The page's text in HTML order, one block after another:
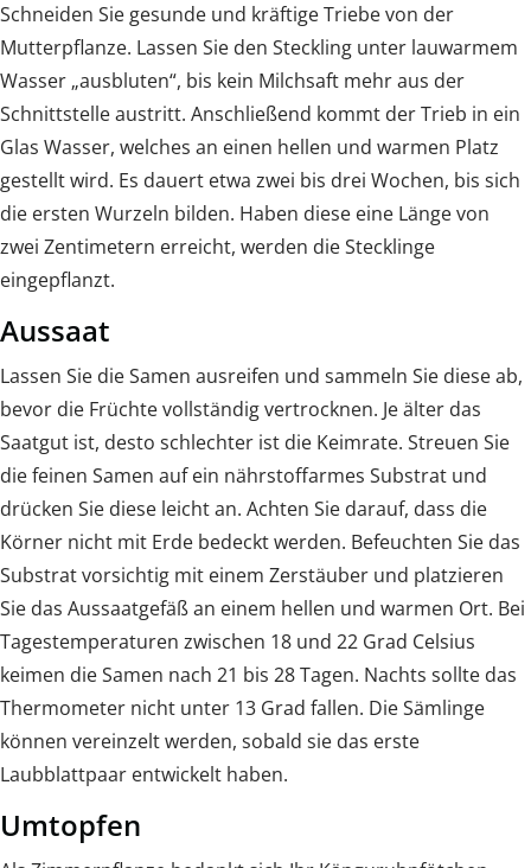
Schneiden Sie gesunde und kräftige Triebe von der
Mutterpflanze. Lassen Sie den Steckling unter lauwarmem
Wasser „ausbluten“, bis kein Milchsaft mehr aus der
Schnittstelle austritt. Anschließend kommt der Trieb in ein
Glas Wasser, welches an einen hellen und warmen Platz
gestellt wird. Es dauert etwa zwei bis drei Wochen, bis sich
die ersten Wurzeln bilden. Haben diese eine Länge von
zwei Zentimetern erreicht, werden die Stecklinge
eingepflanzt.
Aussaat
Lassen Sie die Samen ausreifen und sammeln Sie diese ab,
bevor die Früchte vollständig vertrocknen. Je älter das
Saatgut ist, desto schlechter ist die Keimrate. Streuen Sie
die feinen Samen auf ein nährstoffarmes Substrat und
drücken Sie diese leicht an. Achten Sie darauf, dass die
Körner nicht mit Erde bedeckt werden. Befeuchten Sie das
Substrat vorsichtig mit einem Zerstäuber und platzieren
Sie das Aussaatgefäß an einem hellen und warmen Ort. Bei
Tagestemperaturen zwischen 18 und 22 Grad Celsius
keimen die Samen nach 21 bis 28 Tagen. Nachts sollte das
Thermometer nicht unter 13 Grad fallen. Die Sämlinge
können vereinzelt werden, sobald sie das erste
Laubblattpaar entwickelt haben.
Umtopfen